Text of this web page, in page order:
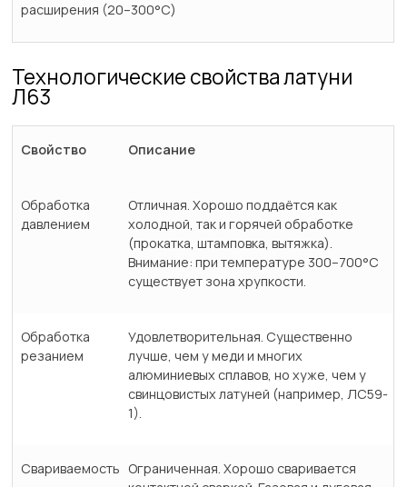
расширения (20–300°C)
Технологические свойства латуни
Л63
Свойство Описание
Обработка
давлением
Отличная. Хорошо поддаётся как
холодной, так и горячей обработке
(прокатка, штамповка, вытяжка).
Внимание: при температуре 300–700°C
существует зона хрупкости.
Обработка
резанием
Удовлетворительная. Существенно
лучше, чем у меди и многих
алюминиевых сплавов, но хуже, чем у
свинцовистых латуней (например, ЛС59-
1).
Свариваемость Ограниченная. Хорошо сваривается